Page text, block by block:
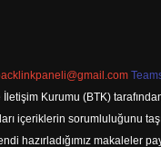
Kurumu (BTK)
içeriklerin sorumluluğunu
hazırladığımız